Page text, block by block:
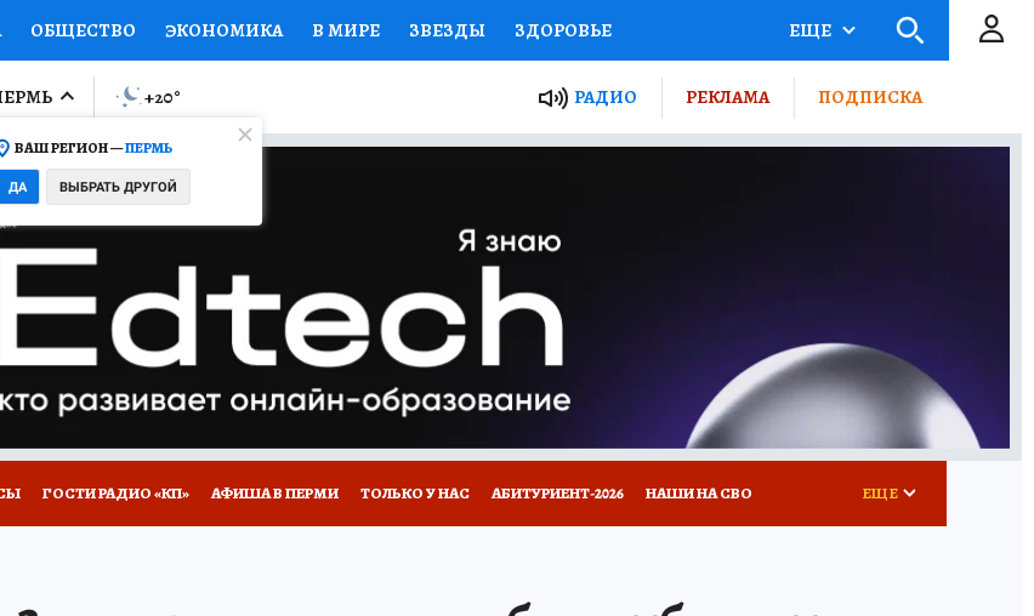
ОБЩЕСТВО ЭКОНОМИКА В МИРЕ ЗВЕЗДЫ ЗДОРОВЬЕ
ПРОИСШЕСТВИЯ НАЦИОНАЛЬНЫЕ ПРОЕКТЫ РОССИИ
МИР Я ЗНАЮ СЕМЬЯ ЖЕНСКИЕ СЕКРЕТЫ ПУТЕВОДИТЕЛЬ
СЕРИАЛЫ
КОЛЛЕКЦИИ КОНКУРСЫ ГИД ПОТРЕБИТЕЛЯ
ЕЩЕ
ВАШ РЕГИОН —ПЕРМЬ
ДА ВЫБРАТЬ ДРУГОЙ
+20° РАДИО РЕКЛАМА ПОДПИСКА
ГОСТИ РАДИО «КП» АФИША В ПЕРМИ ТОЛЬКО У НАС АБИТУРИЕНТ-2026 НАШИ НА СВО ЕЩЕ